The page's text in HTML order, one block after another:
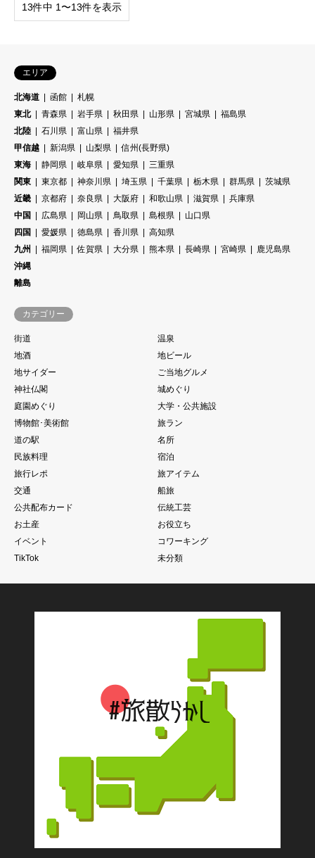
13件中 1〜13件を表示
エリア
北海道 函館
札幌
東北
青森県 岩手県 秋田県 山形県 宮城県
福島県
北陸
石川県 富山県
福井県
甲信越
新潟県 山梨県
信州(長野県)
東海
静岡県 岐阜県 愛知県
三重県
関東
東京都 神奈川県 埼玉県 千葉県 栃木県 群馬県
茨城県
近畿
京都府 奈良県 大阪府 和歌山県 滋賀県
兵庫県
中国
広島県 岡山県 鳥取県 島根県
山口県
四国
愛媛県 徳島県 香川県
高知県
九州
福岡県 佐賀県 大分県 熊本県 長崎県 宮崎県
鹿児島県
沖縄
離島
カテゴリー
街道
温泉
地酒
地ビール
地サイダー
ご当地グルメ
神社仏閣
城めぐり
庭園めぐり
大学・公共施設
博物館･美術館
旅ラン
道の駅
名所
民族料理
宿泊
旅行レポ
旅アイテム
交通
船旅
公共配布カード
伝統工芸
お土産
お役立ち
イベント
コワーキング
TikTok
未分類